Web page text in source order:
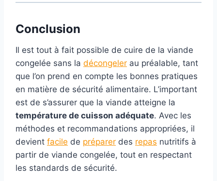
Conclusion
Il est tout à fait possible de cuire de la viande
congelée sans la décongeler au préalable, tant
que l’on prend en compte les bonnes pratiques
en matière de sécurité alimentaire. L’important
est de s’assurer que la viande atteigne la
température de cuisson adéquate. Avec les
méthodes et recommandations appropriées, il
devient facile de préparer des repas nutritifs à
partir de viande congelée, tout en respectant
les standards de sécurité.